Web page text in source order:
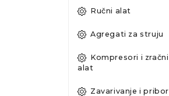
Ručni alat
Agregati za struju
Kompresori i zračni
alat
Zavarivanje i pribor